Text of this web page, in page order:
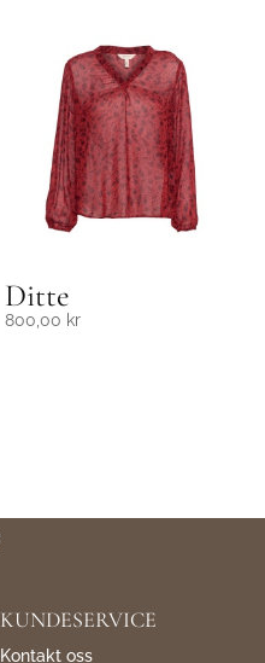
Ditte
800,00 kr
KUNDESERVICE
Kontakt oss